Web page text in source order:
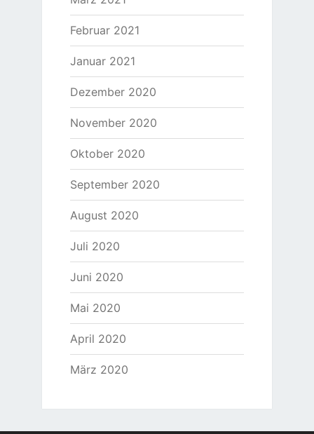
Februar 2021
Januar 2021
Dezember 2020
November 2020
Oktober 2020
September 2020
August 2020
Juli 2020
Juni 2020
Mai 2020
April 2020
März 2020